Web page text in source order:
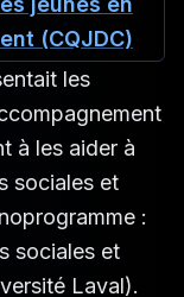
(CQJDC)
les
à les aider à
sociales et
:
sociales et
Laval).